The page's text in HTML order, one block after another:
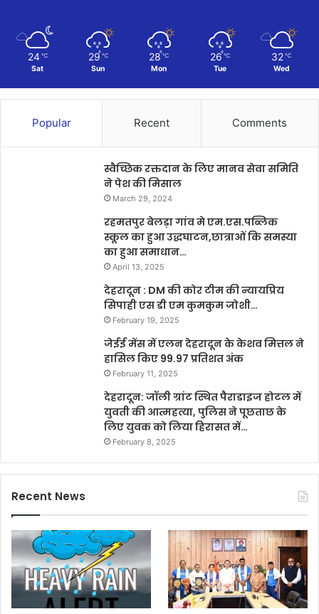
24 ℃
Sat
29 ℃
Sun
28 ℃
Mon
26 ℃
Tue
32 ℃
Wed
Popular Recent Comments
स्वैच्छिक रक्तदान के लिए मानव सेवा समिति
ने पेश की मिसाल
March 29, 2024
रहमतपुर बेलड़ा गांव मे एम.एस.पब्लिक
स्कूल का हुआ उद्धघाटन,छात्राओं कि समस्या
का हुआ समाधान…
April 13, 2025
देहरादून : DM की कोर टीम की न्यायप्रिय
सिपाही एस डी एम कुमकुम जोशी…
February 19, 2025
जेईई मेंस में एलन देहरादून के केशव मित्तल ने
हासिल किए 99.97 प्रतिशत अंक
February 11, 2025
देहरादून: जॉली ग्रांट स्थित पैराडाइज होटल में
युवती की आत्महत्या, पुलिस ने पूछताछ के
लिए युवक को लिया हिरासत में…
February 8, 2025
Recent News